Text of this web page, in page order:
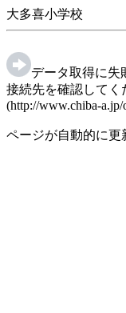
大多喜小学校
データ取得に失
接続先を確認してく
(http://www.chiba-a.jp/
ページが自動的に更